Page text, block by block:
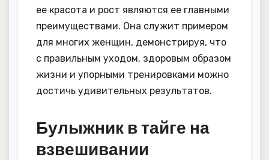
ее красота и рост являются ее главными
преимуществами. Она служит примером
для многих женщин, демонстрируя, что
с правильным уходом, здоровым образом
жизни и упорными тренировками можно
достичь удивительных результатов.
Булыжник в тайге на
взвешивании